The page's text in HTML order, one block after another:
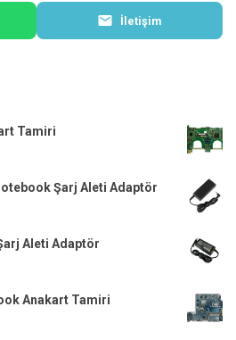
İletişim
Tamiri
Şarj Aleti Adaptör
Aleti Adaptör
Anakart Tamiri